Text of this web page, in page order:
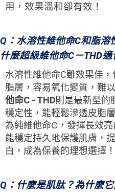
用，效果溫和卻有效！
Q：水溶性維他命C和脂溶
什麼超級維他命C－THD適
水溶性維他命C雖效果佳
脂層，容易氧化變質，難
他命C - THD則是最新型的
穩定性，能輕鬆滲透皮脂
為純維他命C，發揮長效
能穩定持久地保護肌膚，
白，成為保養的理想選擇！
Q：什麼是肌肽？為什麼